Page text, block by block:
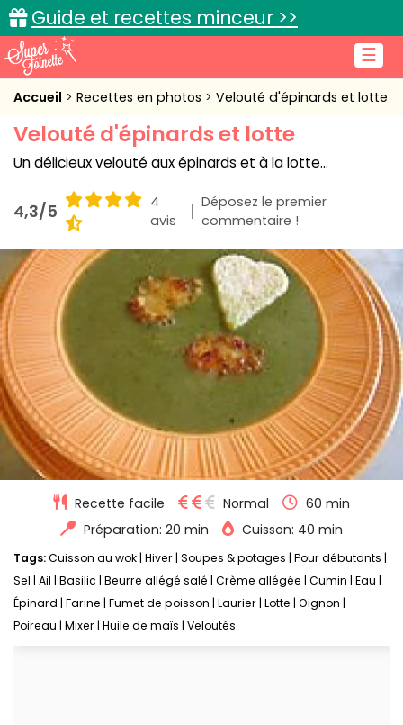
☰
Guide et recettes minceur >>
Accueil
Recettes de cuisine
L'actu cuisine
Connexion
Accueil Recettes en photos Velouté d'épinards et lotte
Velouté d'épinards et lotte
Un délicieux velouté aux épinards et à la lotte...
4,3/5
4
avis
Déposez le premier
commentaire !
Recette facile Normal
60 min
Préparation: 20 min
Cuisson: 40 min
Tags:Cuisson au wok Hiver Soupes & potages Pour débutants
Sel Ail Basilic Beurre allégé salé Crème allégée Cumin Eau
Épinard Farine Fumet de poisson Laurier Lotte Oignon
Poireau Mixer Huile de maïs Veloutés